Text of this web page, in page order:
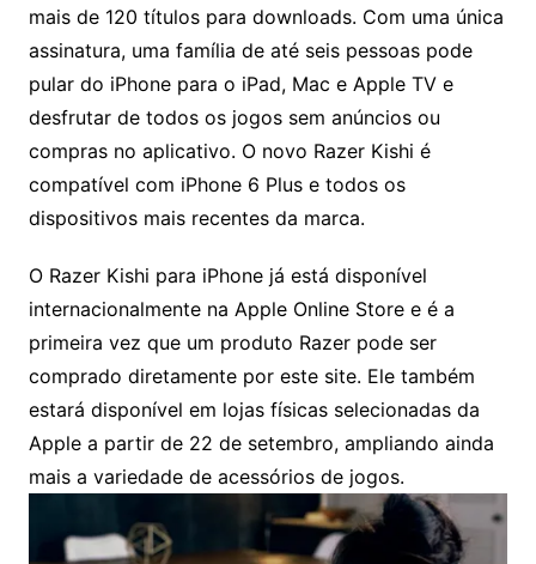
mais de 120 títulos para downloads. Com uma única
assinatura, uma família de até seis pessoas pode
pular do iPhone para o iPad, Mac e Apple TV e
desfrutar de todos os jogos sem anúncios ou
compras no aplicativo. O novo Razer Kishi é
compatível com iPhone 6 Plus e todos os
dispositivos mais recentes da marca.
O Razer Kishi para iPhone já está disponível
internacionalmente na Apple Online Store e é a
primeira vez que um produto Razer pode ser
comprado diretamente por este site. Ele também
estará disponível em lojas físicas selecionadas da
Apple a partir de 22 de setembro, ampliando ainda
mais a variedade de acessórios de jogos.